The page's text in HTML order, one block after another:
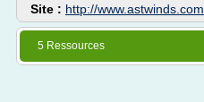
Site : http://www.astwinds.com
5 Ressources